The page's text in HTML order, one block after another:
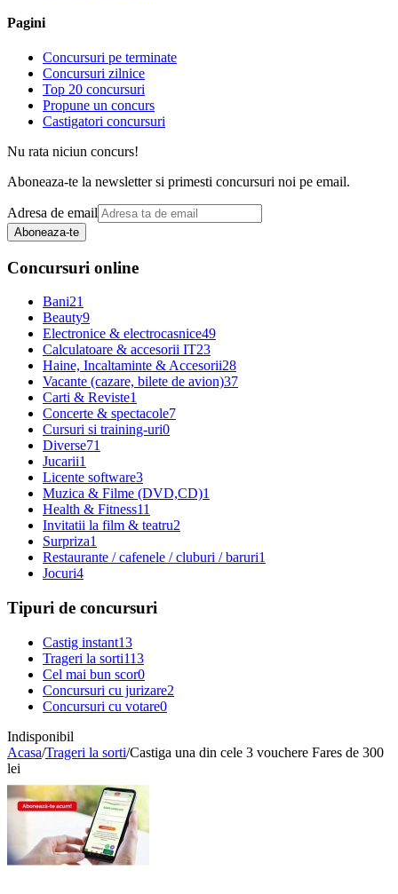
Pagini
Concursuri pe terminate
Concursuri zilnice
Top 20 concursuri
Propune un concurs
Castigatori concursuri
Nu rata niciun concurs!
Aboneaza-te la newsletter si primesti concursuri noi pe email.
Adresa de email
Aboneaza-te
Concursuri online
Bani21
Beauty9
Electronice & electrocasnice49
Calculatoare & accesorii IT23
Haine, Incaltaminte & Accesorii28
Vacante (cazare, bilete de avion)37
Carti & Reviste1
Concerte & spectacole7
Cursuri si training-uri0
Diverse71
Jucarii1
Licente software3
Muzica & Filme (DVD,CD)1
Health & Fitness11
Invitatii la film & teatru2
Surpriza1
Restaurante / cafenele / cluburi / baruri1
Jocuri4
Tipuri de concursuri
Castig instant13
Trageri la sorti113
Cel mai bun scor0
Concursuri cu jurizare2
Concursuri cu votare0
Indisponibil
Acasa/Trageri la sorti/Castiga una din cele 3 vouchere Fares de 300
lei